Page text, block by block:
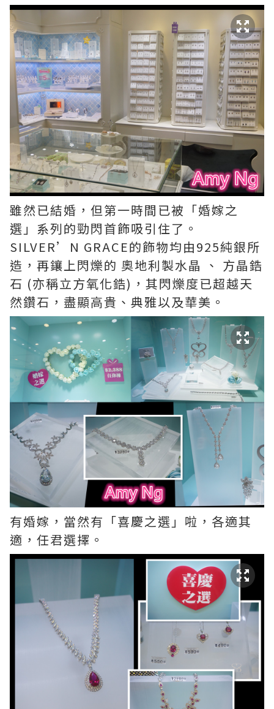
雖然已結婚，但第一時間已被「婚嫁之
選」系列的勁閃首飾吸引住了。
SILVER’N GRACE的飾物均由925純銀所
造，再鑲上閃爍的 奧地利製水晶 、 方晶鋯
石 (亦稱立方氧化鋯)，其閃爍度已超越天
然鑽石，盡顯高貴、典雅以及華美。
有婚嫁，當然有「喜慶之選」啦，各適其
適，任君選擇。